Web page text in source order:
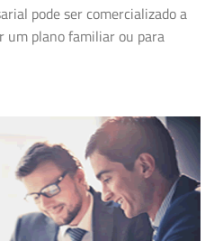
pode ser comercializado a
um plano familiar ou para